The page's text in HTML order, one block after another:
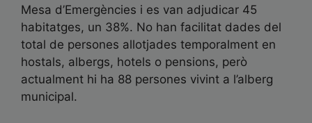
Mesa d’Emergències i es van adjudicar 45
habitatges, un 38%. No han facilitat dades del
total de persones allotjades temporalment en
hostals, albergs, hotels o pensions, però
actualment hi ha 88 persones vivint a l’alberg
municipal.